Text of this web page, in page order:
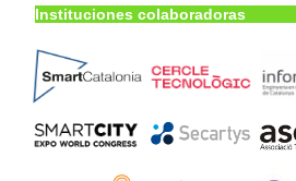
Instituciones colaboradoras